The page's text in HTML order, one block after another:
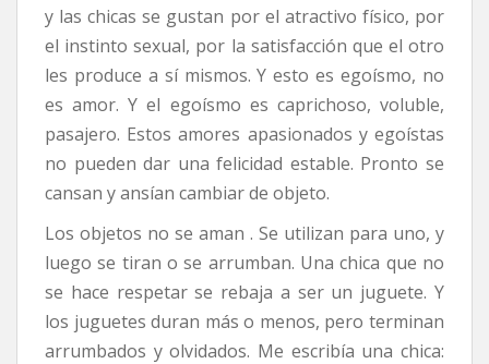
y las chicas se gustan por el atractivo físico, por
el instinto sexual, por la satisfacción que el otro
les produce a sí mismos. Y esto es egoísmo, no
es amor. Y el egoísmo es caprichoso, voluble,
pasajero. Estos amores apasionados y egoístas
no pueden dar una felicidad estable. Pronto se
cansan y ansían cambiar de objeto.
Los objetos no se aman . Se utilizan para uno, y
luego se tiran o se arrumban. Una chica que no
se hace respetar se rebaja a ser un juguete. Y
los juguetes duran más o menos, pero terminan
arrumbados y olvidados. Me escribía una chica: